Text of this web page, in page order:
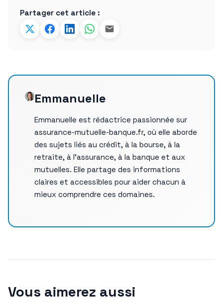
Partager cet article :
Emmanuelle
Emmanuelle est rédactrice passionnée sur
assurance-mutuelle-banque.fr, où elle aborde
des sujets liés au crédit, à la bourse, à la
retraite, à l’assurance, à la banque et aux
mutuelles. Elle partage des informations
claires et accessibles pour aider chacun à
mieux comprendre ces domaines.
Vous aimerez aussi